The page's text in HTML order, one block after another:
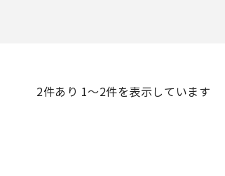
2件あり 1〜2件を表示しています